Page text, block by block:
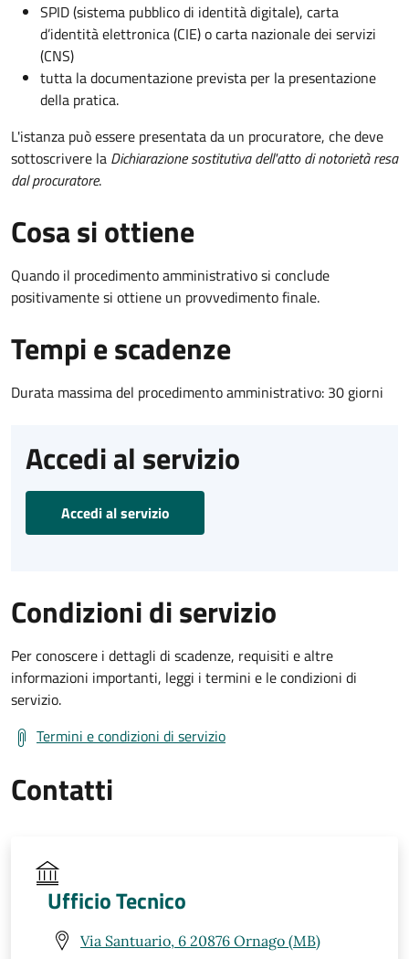
SPID (sistema pubblico di identità digitale), carta
d’identità elettronica (CIE) o carta nazionale dei servizi
(CNS)
tutta la documentazione prevista per la presentazione
della pratica.
L'istanza può essere presentata da un procuratore, che deve
sottoscrivere la Dichiarazione sostitutiva dell'atto di notorietà resa
dal procuratore.
Cosa si ottiene
Quando il procedimento amministrativo si conclude
positivamente si ottiene un provvedimento finale.
Tempi e scadenze
Durata massima del procedimento amministrativo: 30 giorni
Accedi al servizio
Accedi al servizio
Condizioni di servizio
Per conoscere i dettagli di scadenze, requisiti e altre
informazioni importanti, leggi i termini e le condizioni di
servizio.
Termini e condizioni di servizio
Contatti
Ufficio Tecnico
Via Santuario, 6 20876 Ornago (MB)